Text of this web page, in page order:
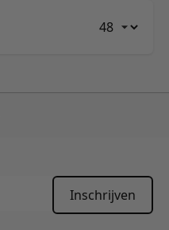
Toon
Inschrijven